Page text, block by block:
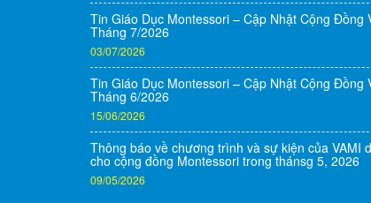
Tin Giáo Dục Montessori – Cập Nhật Cộng Đồng
Tháng 7/2026
03/07/2026
Tin Giáo Dục Montessori – Cập Nhật Cộng Đồng
Tháng 6/2026
15/06/2026
Thông báo về chương trình và sự kiện của VAMI
cho cộng đồng Montessori trong thánsg 5, 2026
09/05/2026